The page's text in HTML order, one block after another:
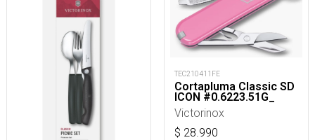
TEC210411FE
Cortapluma Classic SD
ICON #0.6223.51G_
Victorinox
$ 28.990